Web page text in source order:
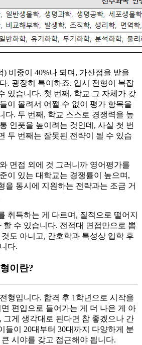
비중이 40%나 되며, 가산점을 받을
. 굉장히 특이하죠. 입시 전형이 복잡
있습니다. 첫 번째, 학교 그 자체가 갖
이 몰려서 어쩔 수 없이 평가 항목을
다. 두 번째, 학교 스스로 경쟁력을 높
인풋을 높이려는 것인데, 사실 첫 번
두 번째는 잘못된 전략이 될 수 있습
면접 외에 것 그러니까 영어평가를
이 있는 대학교는 경쟁률이 높으며,
을 동시에 지원하는 전략과는 조금 거
취득하는 게 다르며, 질적으로 떨어지
할 수 있습니다. 전적대 면접만으로 뽑
도 아니고, 간호학과 특성상 입학 후
다.
이란?
형입니다. 합격 후 1학년으로 시작을
편입으로 들어가는 게 더 나은 게 아
그게 생각대로 된다면 참 좋겠으나 간
들이 20대부터 30대까지 다양하게 분
시야를 갖고 접근해야 됩니다.